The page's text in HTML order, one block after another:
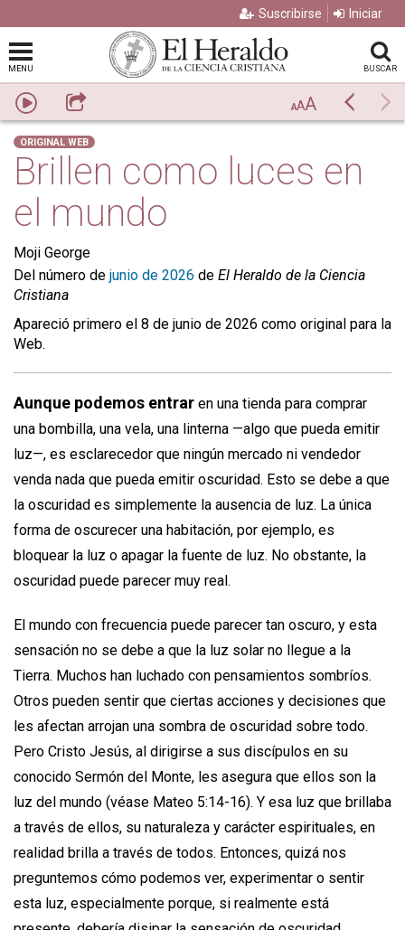
Suscribirse Iniciar
MENU BUSCAR
EscucharCompartir AAA Previo
ORIGINAL WEB
Brillen como luces en
el mundo
Moji George
Del número de junio de 2026 de El Heraldo de la Ciencia
Cristiana
Apareció primero el 8 de junio de 2026 como original para la
Web.
Aunque podemos entrar en una tienda para comprar
una bombilla, una vela, una linterna —algo que pueda emitir
luz—, es esclarecedor que ningún mercado ni vendedor
venda nada que pueda emitir oscuridad. Esto se debe a que
la oscuridad es simplemente la ausencia de luz. La única
forma de oscurecer una habitación, por ejemplo, es
bloquear la luz o apagar la fuente de luz. No obstante, la
oscuridad puede parecer muy real.
El mundo con frecuencia puede parecer tan oscuro, y esta
sensación no se debe a que la luz solar no llegue a la
Tierra. Muchos han luchado con pensamientos sombríos.
Otros pueden sentir que ciertas acciones y decisiones que
les afectan arrojan una sombra de oscuridad sobre todo.
Pero Cristo Jesús, al dirigirse a sus discípulos en su
conocido Sermón del Monte, les asegura que ellos son la
luz del mundo (véase Mateo 5:14-16). Y esa luz que brillaba
a través de ellos, su naturaleza y carácter espirituales, en
realidad brilla a través de todos. Entonces, quizá nos
preguntemos cómo podemos ver, experimentar o sentir
esta luz, especialmente porque, si realmente está